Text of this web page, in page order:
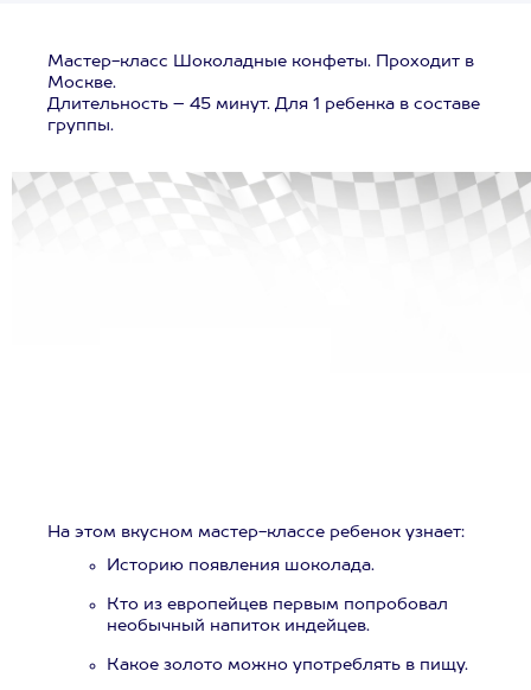
Мастер-класс Шоколадные конфеты. Проходит в
Москве.
Длительность – 45 минут. Для 1 ребенка в составе
группы.
На этом вкусном мастер-классе ребенок узнает:
Историю появления шоколада.
Кто из европейцев первым попробовал
необычный напиток индейцев.
Какое золото можно употреблять в пищу.